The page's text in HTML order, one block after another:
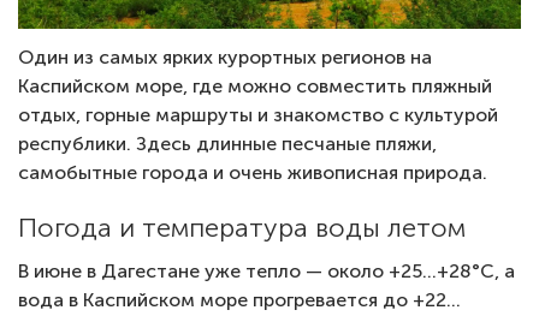
Один из самых ярких курортных регионов на
Каспийском море, где можно совместить пляжный
отдых, горные маршруты и знакомство с культурой
республики. Здесь длинные песчаные пляжи,
самобытные города и очень живописная природа.
Погода и температура воды летом
В июне в Дагестане уже тепло — около +25…+28°C, а
вода в Каспийском море прогревается до +22…